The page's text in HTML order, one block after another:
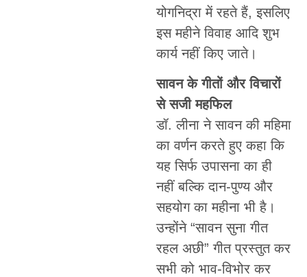
योगनिद्रा में रहते हैं, इसलिए
इस महीने विवाह आदि शुभ
कार्य नहीं किए जाते।
सावन के गीतों और विचारों
से सजी महफिल
डॉ. लीना ने सावन की महिमा
का वर्णन करते हुए कहा कि
यह सिर्फ उपासना का ही
नहीं बल्कि दान-पुण्य और
सहयोग का महीना भी है।
उन्होंने “सावन सुना गीत
रहल अछी” गीत प्रस्तुत कर
सभी को भाव-विभोर कर